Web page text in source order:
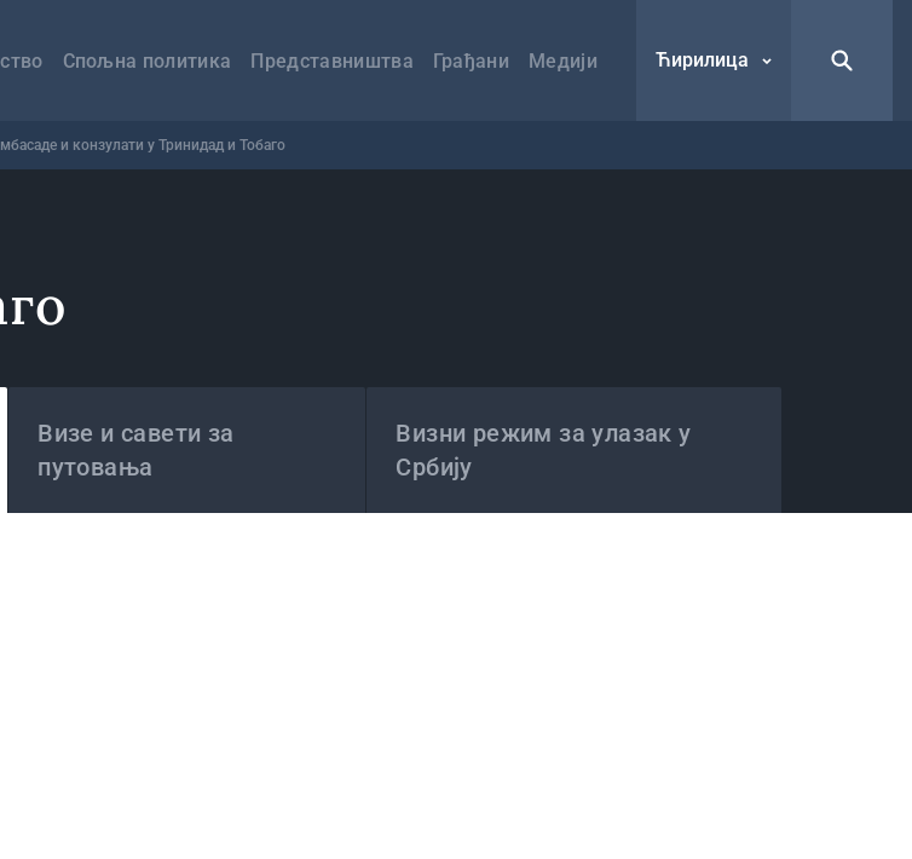
Спољна политика Представништва Грађани Медији Ћирилица
и конзулати у Тринидад и Тобаго
Визе и савети за
путовања
Визни режим за улазак у
Србију